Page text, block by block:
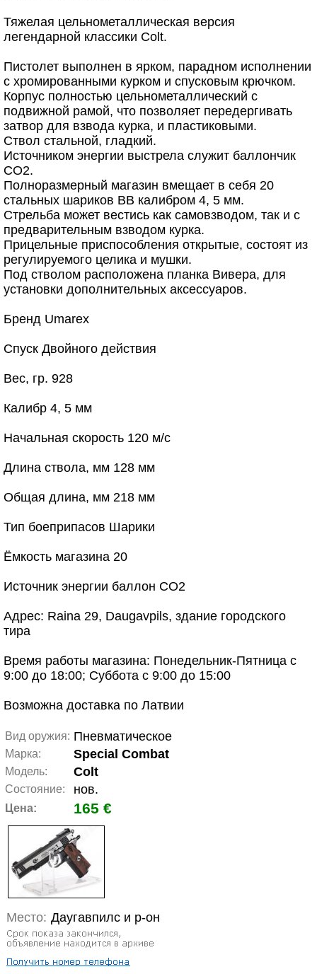
Тяжелая цельнометаллическая версия
легендарной классики Colt.
Пистолет выполнен в ярком, парадном исполнении
с хромированными курком и спусковым крючком.
Корпус полностью цельнометаллический с
подвижной рамой, что позволяет передергивать
затвор для взвода курка, и пластиковыми.
Ствол стальной, гладкий.
Источником энергии выстрела служит баллончик
CO2.
Полноразмерный магазин вмещает в себя 20
стальных шариков ВВ калибром 4, 5 мм.
Стрельба может вестись как самовзводом, так и с
предварительным взводом курка.
Прицельные приспособления открытые, состоят из
регулируемого целика и мушки.
Под стволом расположена планка Вивера, для
установки дополнительных аксессуаров.
Бренд Umarex
Спуск Двойного действия
Вес, гр. 928
Калибр 4, 5 мм
Начальная скорость 120 м/с
Длина ствола, мм 128 мм
Общая длина, мм 218 мм
Тип боеприпасов Шарики
Ёмкость магазина 20
Источник энергии баллон CO2
Адрес: Raina 29, Daugavpils, здание городского
тира
Время работы магазина: Понедельник-Пятница с
9:00 до 18:00; Суббота с 9:00 до 15:00
Возможна доставка по Латвии
Вид оружия: Пневматическое
Марка: Special Combat
Модель: Colt
Состояние: нов.
Цена: 165 €
Место: Даугавпилс и р-он